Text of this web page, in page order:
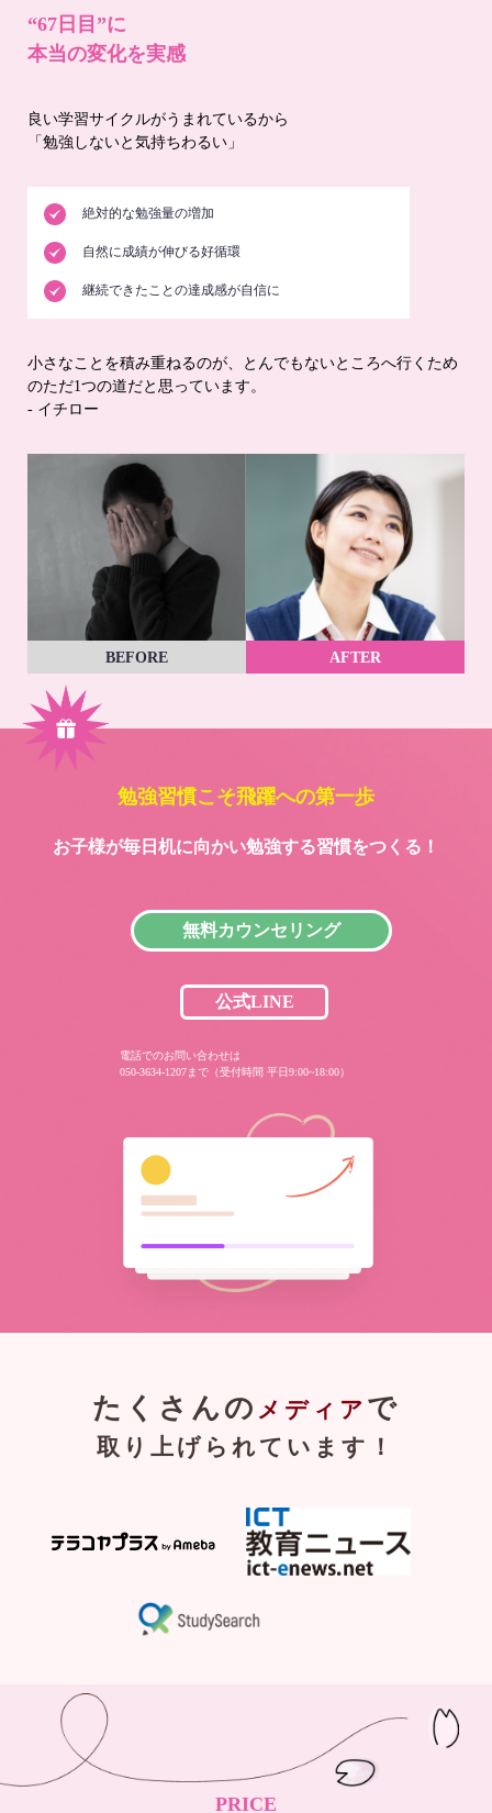
“67日目”に
本当の変化を実感
良い学習サイクルがうまれているから
「勉強しないと気持ちわるい」
絶対的な勉強量の増加
自然に成績が伸びる好循環
継続できたことの達成感が自信に
小さなことを積み重ねるのが、とんでもないところへ行くため
のただ1つの道だと思っています。
- イチロー
BEFORE AFTER
勉強習慣こそ飛躍への第一歩
お子様が毎日机に向かい勉強する習慣をつくる！
無料カウンセリング
公式LINE
電話でのお問い合わせは
050-3634-1207まで（受付時間 平日9:00~18:00）
たくさんの メディア で
取り上げられています！
PRICE